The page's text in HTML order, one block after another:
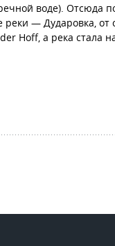
воде). Отсюда
— Дударовка, от
Hoff, а река стала